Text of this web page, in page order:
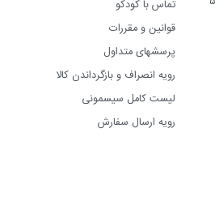
تماس با کودکو
قوانین و مقررات
پرسشهای متداول
رویه انصراف و بازگرداندن کالا
لیست کامل سیسمونی
رویه ارسال سفارش